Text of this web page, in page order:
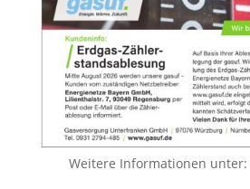
Weitere Informationen unter: